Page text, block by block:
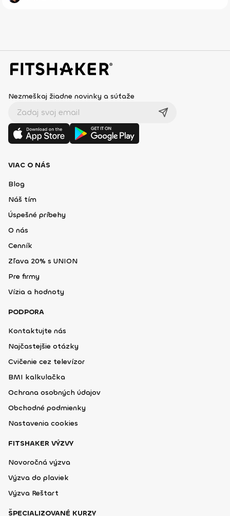
Nezmeškaj žiadne novinky a súťaže
VIAC O NÁS
Blog
Náš tím
Úspešné príbehy
O nás
Cenník
Zľava 20% s UNION
Pre firmy
Vízia a hodnoty
PODPORA
Kontaktujte nás
Najčastejšie otázky
Cvičenie cez televízor
BMI kalkulačka
Ochrana osobných údajov
Obchodné podmienky
Nastavenia cookies
FITSHAKER VÝZVY
Novoročná výzva
Výzva do plaviek
Výzva Reštart
ŠPECIALIZOVANÉ KURZY